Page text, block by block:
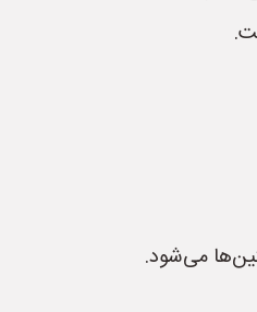
می‌شود.